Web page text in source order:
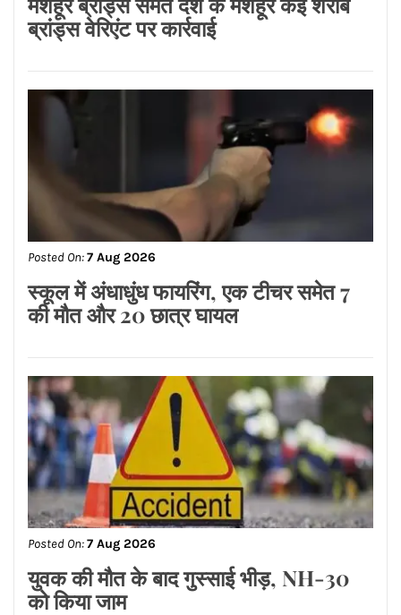
Posted On:7 Aug 2026
मेटा पर लगा 5,000 करोड़ का तगड़ा जुर्माना
Posted On:7 Aug 2026
मशहूर ब्रांड्स समेत देश के मशहूर कई शराब
ब्रांड्स वेरिएंट पर कार्रवाई